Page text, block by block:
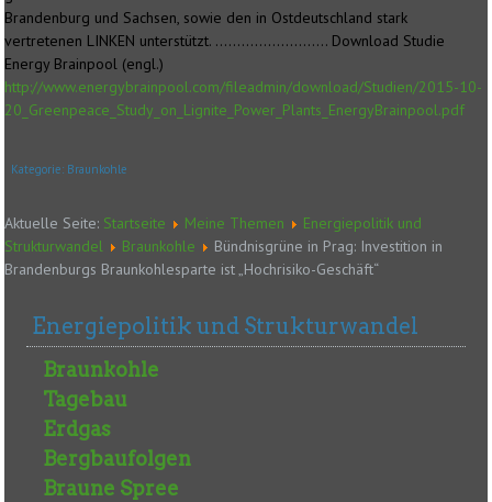
Brandenburg und Sachsen, sowie den in Ostdeutschland stark
vertretenen LINKEN unterstützt. …………………….. Download Studie
Energy Brainpool (engl.)
http://www.energybrainpool.com/fileadmin/download/Studien/2015-10-
20_Greenpeace_Study_on_Lignite_Power_Plants_EnergyBrainpool.pdf
Kategorie: Braunkohle
Aktuelle Seite: Startseite Meine Themen
Energiepolitik und
Strukturwandel
Braunkohle
Bündnisgrüne in Prag: Investition in
Brandenburgs Braunkohlesparte ist „Hochrisiko-Geschäft“
Energiepolitik und Strukturwandel
Braunkohle
Tagebau
Erdgas
Bergbaufolgen
Braune Spree